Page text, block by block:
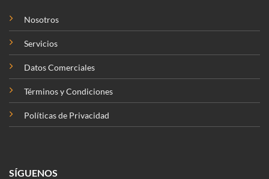
Nosotros
Servicios
Datos Comerciales
Términos y Condiciones
Políticas de Privacidad
SÍGUENOS